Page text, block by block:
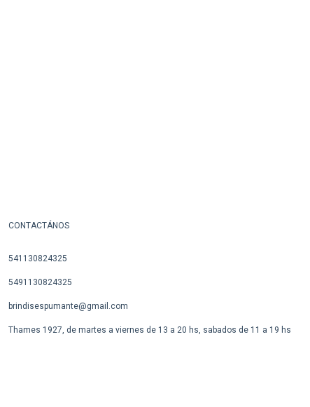
CONTACTÁNOS
541130824325
5491130824325
brindisespumante@gmail.com
Thames 1927, de martes a viernes de 13 a 20 hs, sabados de 11 a 19 hs